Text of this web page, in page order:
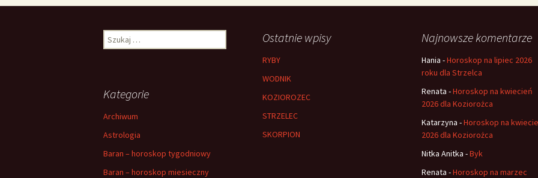
Szukaj: Ostatnie wpisy
RYBY
WODNIK
KOZIOROZEC
STRZELEC
SKORPION
Najnowsze komentarze
Hania -Horoskop na lipiec 2026
roku dla Strzelca
Renata -Horoskop na kwiecień
2026 dla Koziorożca
Katarzyna -Horoskop na
2026 dla Koziorożca
Nitka Anitka -Byk
Renata -Horoskop na marzec
Kategorie
Archiwum
Astrologia
Baran – horoskop tygodniowy
Baran – horoskop miesieczny